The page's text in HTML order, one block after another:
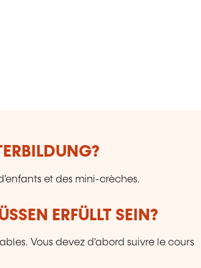
et des mini-crèches.
ERFÜLLT SEIN?
Vous devez d'abord suivre le cours